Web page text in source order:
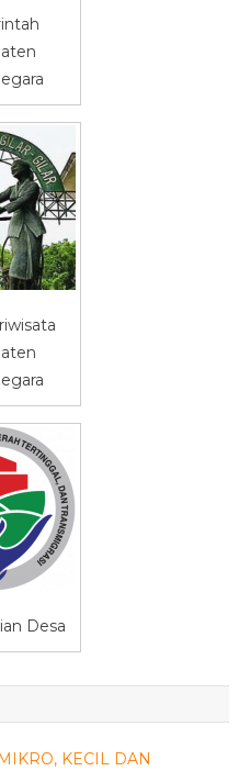
Desa
KECIL DAN